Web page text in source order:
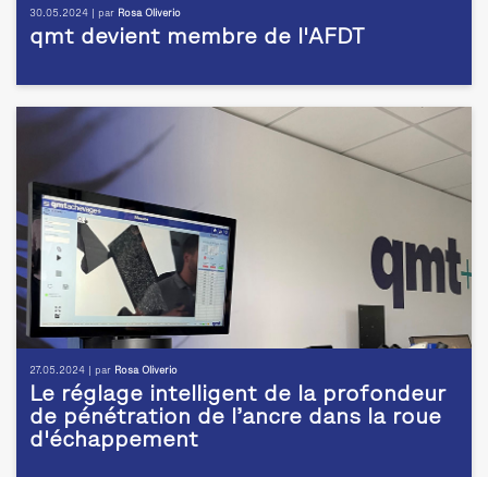
30.05.2024 | par Rosa Oliverio
qmt devient membre de l'AFDT
27.05.2024 | par Rosa Oliverio
Le réglage intelligent de la profondeur
de pénétration de l’ancre dans la roue
d'échappement